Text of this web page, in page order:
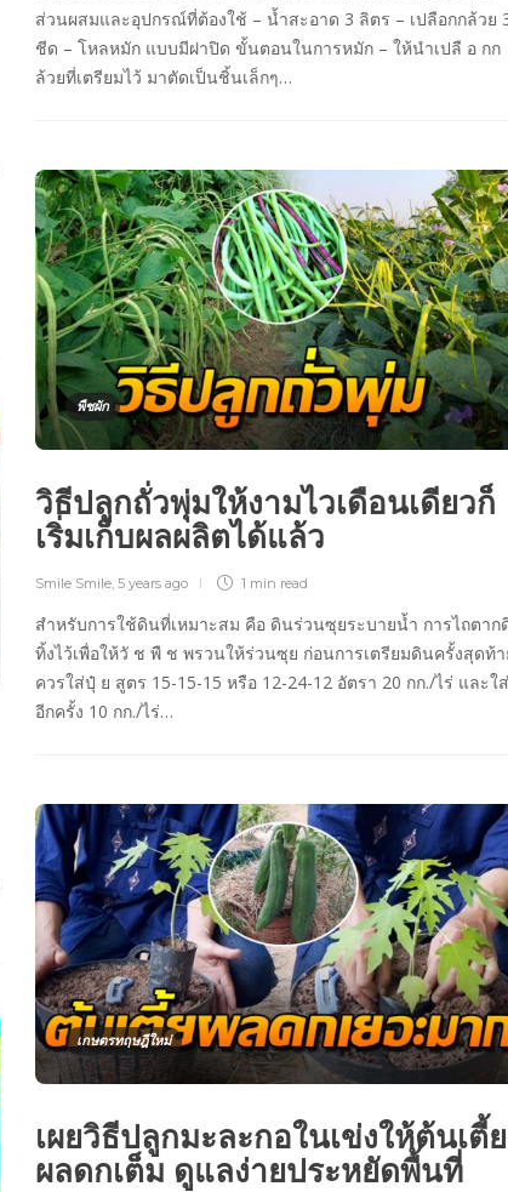
ส่วนผสมและอุปกรณ์ที่ต้องใช้ – น้ำสะอาด 3 ลิตร – เปลือกกล้วย
ชีด – โหลหมัก แบบมีฝาปิด ขั้นตอนในการหมัก – ให้นำเปลื อ กก
ล้วยที่เตรียมไว้ มาตัดเป็นชิ้นเล็กๆ…
พืชผัก
วิธีปลูกถั่วพุ่มให้งามไวเดือนเดียวก็
เริ่มเก็บผลผลิตได้แล้ว
Smile Smile, 5 years ago 1 min read
สำหรับการใช้ดินที่เหมาะสม คือ ดินร่วนซุยระบายน้ำ การไถตาก
ทิ้งไว้เพื่อให้วั ช พื ช พรวนให้ร่วนซุย ก่อนการเตรียมดินครั้งสุดท้
ควรใส่ปุ๋ ย สูตร 15-15-15 หรือ 12-24-12 อัตรา 20 กก./ไร่ และใส่
อีกครั้ง 10 กก./ไร่…
เกษตรทฤษฎีใหม่
เผยวิธีปลูกมะละกอในเข่งให้ต้นเตี้ย
ผลดกเต็ม ดูแลง่ายประหยัดพื้นที่